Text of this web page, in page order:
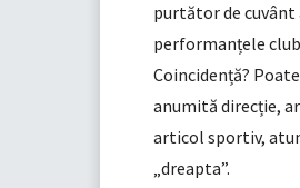
purtător de cuvânt
performanțele
Coincidență?
anumită direcție,
articol sportiv,
„dreapta”.